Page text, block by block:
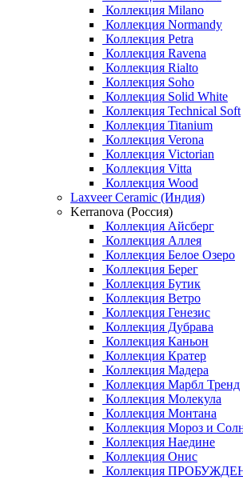
Коллекция Milano
Коллекция Normandy
Коллекция Petra
Коллекция Ravena
Коллекция Rialto
Коллекция Soho
Коллекция Solid White
Коллекция Technical Soft
Коллекция Titanium
Коллекция Verona
Коллекция Victorian
Коллекция Vitta
Коллекция Wood
Laxveer Ceramic (Индия)
Kerranova (Россия)
Коллекция Айсберг
Коллекция Аллея
Коллекция Белое Озеро
Коллекция Берег
Коллекция Бутик
Коллекция Ветро
Коллекция Генезис
Коллекция Дубрава
Коллекция Каньон
Коллекция Кратер
Коллекция Мадера
Коллекция Марбл Тренд
Коллекция Молекула
Коллекция Монтана
Коллекция Мороз и
Коллекция Наедине
Коллекция Онис
Коллекция